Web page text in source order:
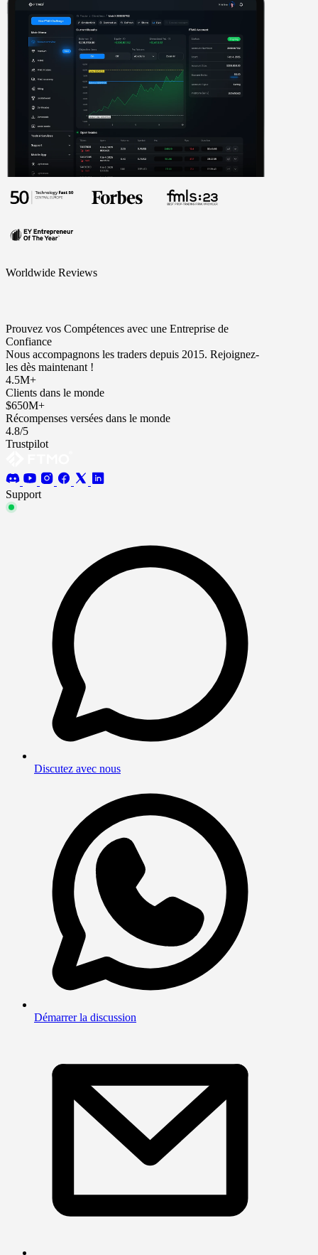
Worldwide Reviews
Prouvez vos Compétences avec une Entreprise de
Confiance
Nous accompagnons les traders depuis 2015. Rejoignez-
les dès maintenant !
4.5M+
Clients dans le monde
$650M+
Récompenses versées dans le monde
4.8/5
Trustpilot
Support
Discutez avec nous
Démarrer la discussion